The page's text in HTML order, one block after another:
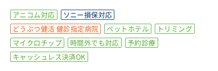
アニコム対応
ソニー損保対応
どうぶつ健活 健診指定病院
ペットホテル
トリミング
マイクロチップ
時間外でも対応
予約診療
キャッシュレス決済OK